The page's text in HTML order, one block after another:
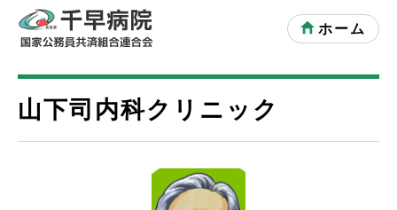
ホーム
山下司内科クリニック